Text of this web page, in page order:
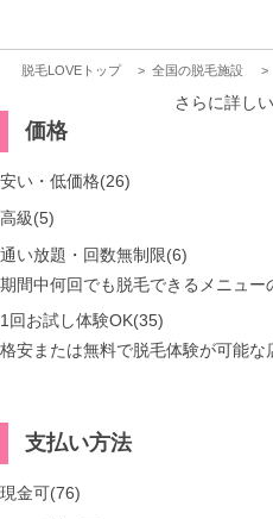
脱毛LOVEトップ 全国の脱毛施設
さらに詳し
価格
安い・低価格(26)
高級(5)
通い放題・回数無制限(6)
期間中何回でも脱毛できるメニュー
1回お試し体験OK(35)
格安または無料で脱毛体験が可能な
支払い方法
現金可(76)